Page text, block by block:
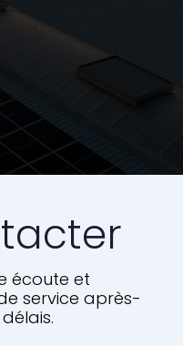
écoute et
service après-